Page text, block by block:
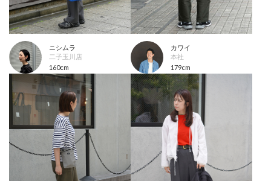
ニシムラ
二子玉川店
160cm
カワイ
本社
179cm